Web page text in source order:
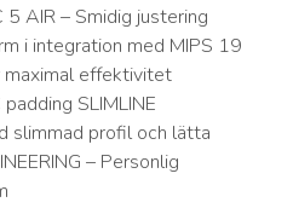
5 AIR – Smidig justering
i integration med MIPS 19
effektivitet
SLIMLINE
slimmad profil och lätta
– Personlig